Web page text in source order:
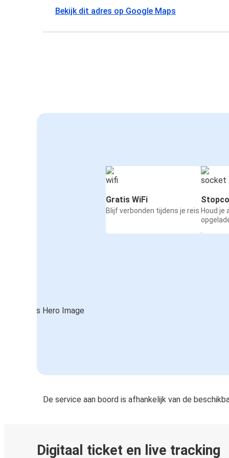
Bekijk dit adres op Google Maps
Gratis WiFi
Blijf verbonden tijdens je reis Houd je
De service aan boord is afhankelijk van de
Digitaal ticket en live tracking